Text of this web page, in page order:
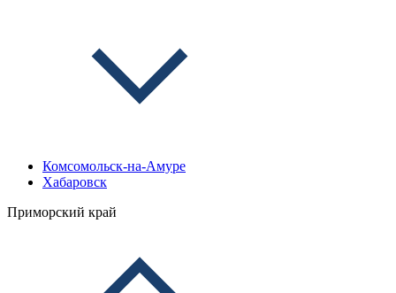
Комсомольск-на-Амуре
Хабаровск
Приморский край